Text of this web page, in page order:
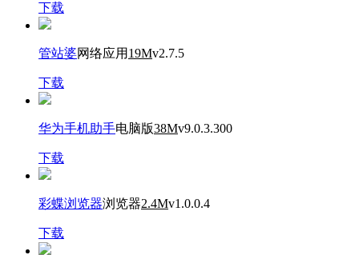
下载
管站婆网络应用 19Mv2.7.5
下载
华为手机助手电脑版38Mv9.0.3.300
下载
彩蝶浏览器浏览器2.4Mv1.0.0.4
下载